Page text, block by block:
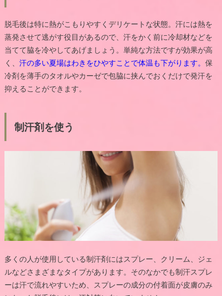
脱毛後は特に熱がこもりやすくデリケートな状態。汗には熱を
蒸発させて逃がす役目があるので、汗をかく前に冷却材などを
当てて脇を冷やしてあげましょう。単純な方法ですが効果が高
く、 汗の多い夏場はわきをひやすことで体温も下がります。 保
冷剤を薄手のタオルやカーゼで包脇に挟んでおくだけで発汗を
抑えることができます。
制汗剤を使う
多くの人が使用している制汗剤にはスプレー、クリーム、ジェ
ルなどさまざまなタイプがあります。そのなかでも制汗スプレ
ーは汗で流れやすいため、スプレーの成分の付着面が皮膚のみ